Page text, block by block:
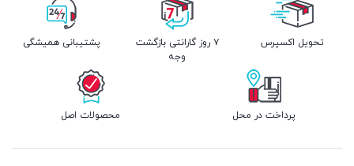
تحویل اکسپرس
۷ روز گارانتی بازگشت
وجه
پشتیبانی همیشگی
پرداخت در محل محصولات اصل